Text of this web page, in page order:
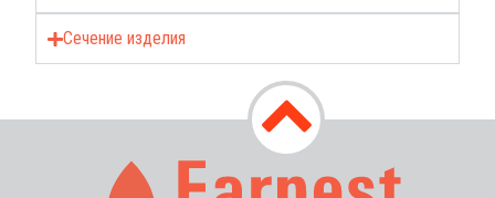
Сечение изделия